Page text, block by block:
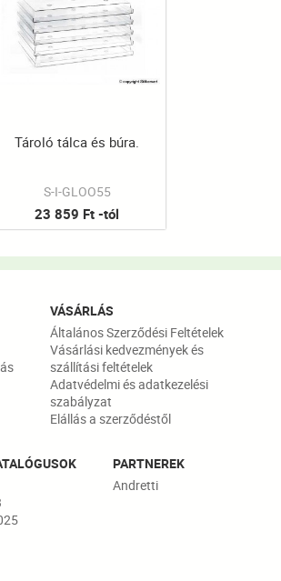
Tároló tálca és búra.
S-I-GLOO55
23 859 Ft -tól
VÁSÁRLÁS
Általános Szerződési Feltételek
Vásárlási kedvezmények és
szállítási feltételek
Adatvédelmi és adatkezelési
szabályzat
Elállás a szerződéstől
PARTNEREK
Andretti